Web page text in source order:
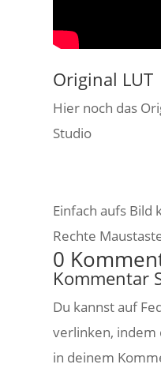
Original LUT
Hier noch das
Studio
Einfach aufs Bild
Rechte
0
Kommentar
Du kannst auf
verlinken, indem
in deinem